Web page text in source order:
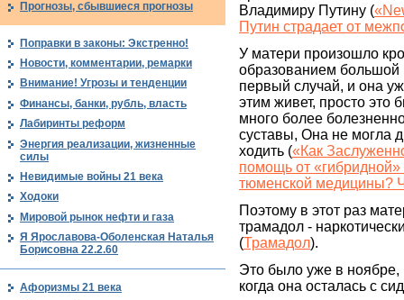
Владимиру Путину (
Путин страдает от
У матери произошло
образованием
первый случай, и она
этим живет, просто это
много более
суставы, Она не могла
ходить («Как
помощь от «гибридной»
тюменской медицины?
Поэтому в этот раз
трамадол -
(Трамадол).
Это было уже в ноябре,
когда она осталась с
Прогнозы, сбывшиеся прогнозы
Поправки в законы: Экстренно!
Новости, комментарии, ремарки
Внимание! Угрозы и тенденции
Финансы, банки, рубль, власть
Лабиринты реформ
Энергия реализации, жизненные
силы
Невидимые войны 21 века
Ходоки
Мировой рынок нефти и газа
Я Ярославова-Оболенская Наталья
Борисовна 22.2.60
Афоризмы 21 века